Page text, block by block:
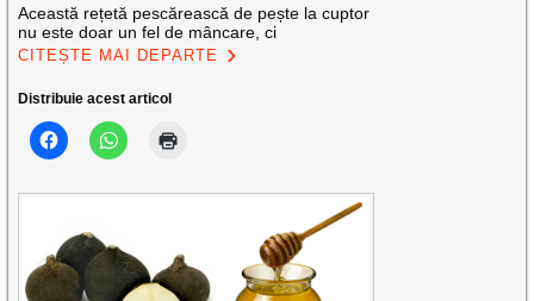
Această rețetă pescărească de pește la cuptor
nu este doar un fel de mâncare, ci
CITEȘTE MAI DEPARTE
Distribuie acest articol